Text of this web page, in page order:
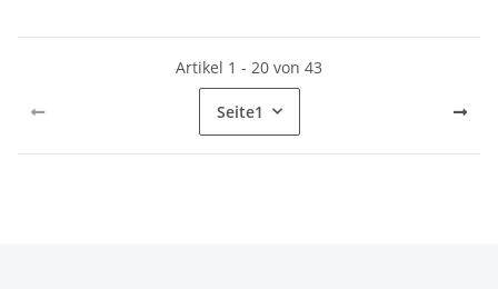
Artikel 1 - 20 von 43
Seite1